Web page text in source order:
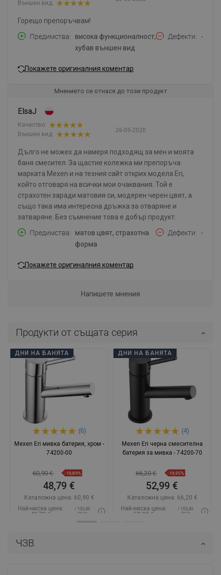
ЧЗВ
Външен вид:
Горещо препоръчвам!
Предимства
висока функционалност,
хубав външен вид
Дефекти -
Покажете оригиналния коментар
Мнението се отнася до този продукт
ElsaJ
26-05-2020
Качество:
Външен вид:
Дълго не можех да намеря подходящ за мен и моята
баня смесител. За щастие колежка ми препоръча
марката Mexen и на техния сайт открих модела Eri,
който отговаря на всички мои очаквания. Той е
страхотен заради матовия си, модерен черен цвят, а
също така има интересна дръжка за отваряне и
затваряне. Без съмнение това е добър продукт.
Предимства
матов цвят, страхотна
форма
Дефекти -
Покажете оригиналния коментар
Напишете мнения
Продукти от същата серия
ДНИ НА БАНЯТА
(6)
Mexen Eri мивка батерия, хром -
74200-00
60,90 € -19,89%
48,79 €
Каталожна цена: 60,90 €
Най-ниска цена:
48,79 €
/ 103,49
BGN
Добави в количката
ДНИ НА БАНЯТА
(4)
Mexen Eri черна смесителна
батерия за мивка - 74200-70
66,20 € -19,95%
52,99 €
Каталожна цена: 66,20 €
Най-ниска цена:
52,99 €
/ 103,49
BGN
Добави в количката